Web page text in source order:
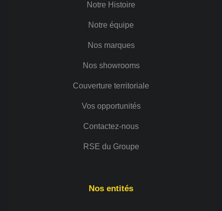
Notre Histoire
Notre équipe
Nos marques
Nos showrooms
Couverture territoriale
Vos opportunités
Contactez-nous
RSE du Groupe
Nos entités